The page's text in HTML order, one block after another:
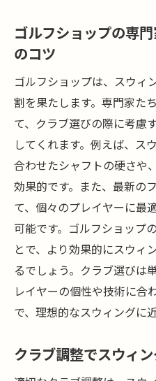
ゴルフショップの専
のコツ
ゴルフショップは、スウィ
割を果たします。専門家た
て、クラブ選びの際に考慮
してくれます。例えば、ス
合わせたシャフトの硬さや
効果的です。また、最新の
て、個々のプレイヤーに最
可能です。ゴルフショップ
とで、より効果的にスウィ
るでしょう。クラブ選びは
レイヤーの個性や技術に合
で、理想的なスウィングに
クラブ調整でスウィ